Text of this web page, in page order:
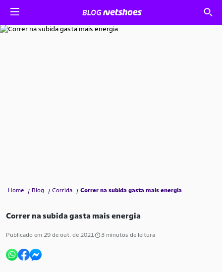
Correr na subida gasta mais energia
Publicado em 29 de out. de 2021 3 minutos de leitura
Home Blog Corrida Correr na subida gasta mais energia